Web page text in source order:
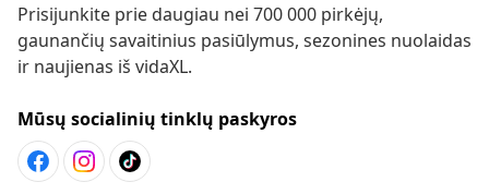
Prisijunkite prie daugiau nei 700 000 pirkėjų,
gaunančių savaitinius pasiūlymus, sezonines nuolaidas
ir naujienas iš vidaXL.
Mūsų socialinių tinklų paskyros